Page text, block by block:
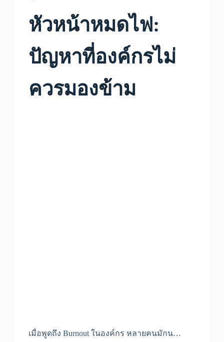
หัวหน้าหมดไฟ:
ปัญหาที่องค์กรไม่
ควรมองข้าม
เมื่อพูดถึง Burnout ในองค์กร หลายคนมักน…